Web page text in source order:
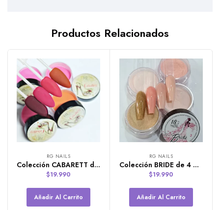
Productos Relacionados
RG NAILS
Colección CABARETT de 4 polímeros RG Nails
$19.990
Añadir Al Carrito
RG NAILS
Colección BRIDE de 4 polímeros RG NAILS
$19.990
Añadir Al Carrito